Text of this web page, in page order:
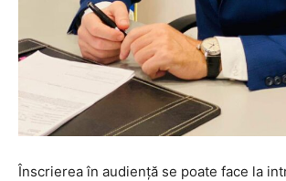
Înscrierea în audiență se poate face la